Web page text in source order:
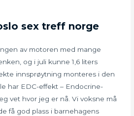
sex treff norge
av motoren med mange
og i juli kunne 1,6 liters
innsprøytning monteres i den
har EDC-effekt – Endocrine-
vet hvor jeg er nå. Vi voksne må
få god plass i barnehagens